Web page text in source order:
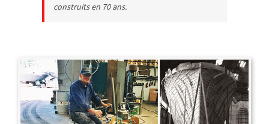
construits en 70 ans.